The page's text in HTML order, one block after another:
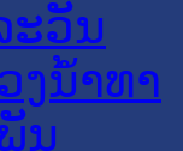
ະວັນ
ງນໍ້າທາ
ນ